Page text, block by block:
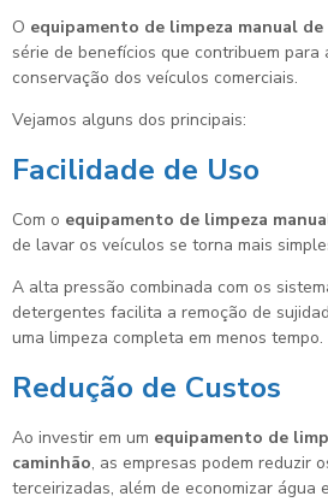
O equipamento de limpeza manual de
série de benefícios que contribuem para
conservação dos veículos comerciais.
Vejamos alguns dos principais:
Facilidade de Uso
Com o equipamento de limpeza
de lavar os veículos se torna mais
A alta pressão combinada com os
detergentes facilita a remoção de
uma limpeza completa em menos tempo.
Redução de Custos
Ao investir em um equipamento de
caminhão, as empresas podem reduzir
terceirizadas, além de economizar água